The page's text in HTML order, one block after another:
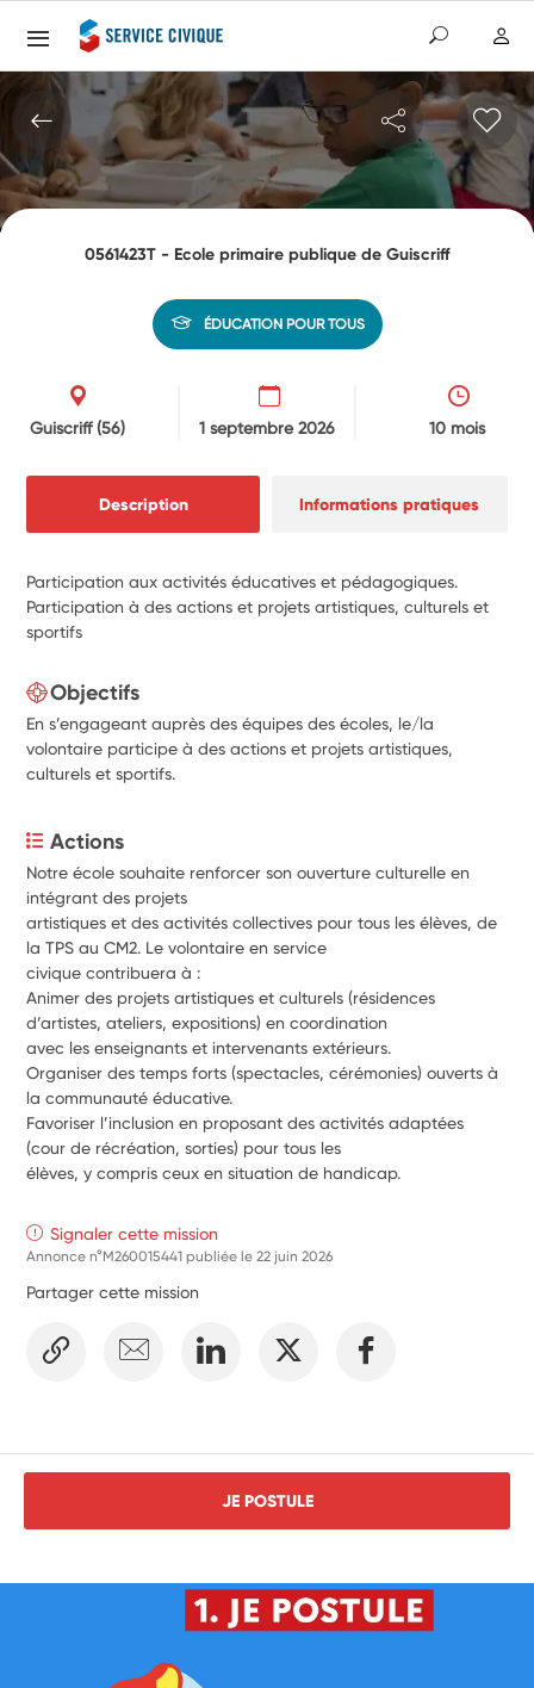
0561423T - Ecole primaire publique de Guiscriff
ÉDUCATION POUR TOUS
Guiscriff(56) 1 septembre 2026 10 mois
Description Informations pratiques
Participation aux activités éducatives et pédagogiques.
Participation à des actions et projets artistiques, culturels et
sportifs
Objectifs
En s’engageant auprès des équipes des écoles, le/la
volontaire participe à des actions et projets artistiques,
culturels et sportifs.
Actions
Notre école souhaite renforcer son ouverture culturelle en
intégrant des projets
artistiques et des activités collectives pour tous les élèves, de
la TPS au CM2. Le volontaire en service
civique contribuera à :
Animer des projets artistiques et culturels (résidences
d’artistes, ateliers, expositions) en coordination
avec les enseignants et intervenants extérieurs.
Organiser des temps forts (spectacles, cérémonies) ouverts à
la communauté éducative.
Favoriser l’inclusion en proposant des activités adaptées
(cour de récréation, sorties) pour tous les
élèves, y compris ceux en situation de handicap.
Signaler cette mission
Annonce n°M260015441 publiée le22 juin 2026
Partager cette mission
JE POSTULE